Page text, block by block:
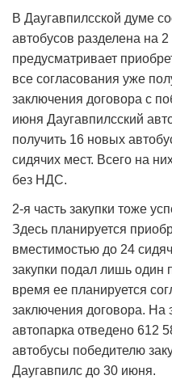
В Даугавпилсской думе
автобусов разделена на 2
предусматривает
все согласования уже
заключения договора с
июня Даугавпилсский
получить 16 новых
сидячих мест. Всего на
без НДС.
2-я часть закупки тоже
Здесь планируется
вместимостью до 24
закупки подал лишь один
время ее планируется
заключения договора. На
автопарка отведено 612
автобусы победителю
Даугавпилс до 30 июня.